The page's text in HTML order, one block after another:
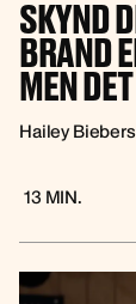
SKYND
BRAND
MEN
Hailey
13 MIN.